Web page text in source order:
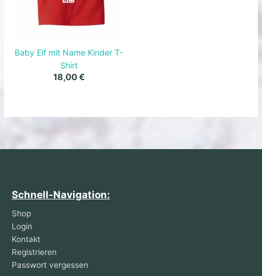
Baby Elf mit Name Kinder T-
Shirt
18,00€
Schnell-Navigation:
Shop
Login
Kontakt
Registrieren
Passwort vergessen